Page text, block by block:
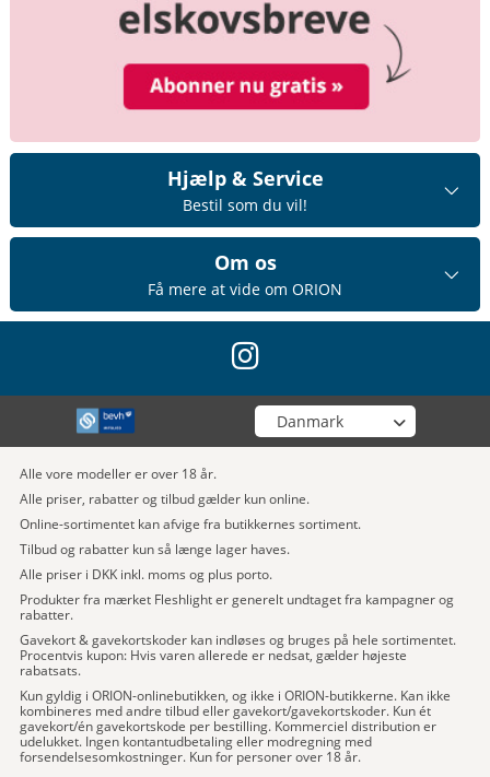
Hjælp & Service
Bestil som du vil!
Om os
Få mere at vide om ORION
instagram
Vælg din butik
Alle vore modeller er over 18 år.
Alle priser, rabatter og tilbud gælder kun online.
Online-sortimentet kan afvige fra butikkernes sortiment.
Tilbud og rabatter kun så længe lager haves.
Alle priser i DKK inkl. moms og plus porto.
Produkter fra mærket Fleshlight er generelt undtaget fra kampagner og
rabatter.
Gavekort & gavekortskoder kan indløses og bruges på hele sortimentet.
Procentvis kupon: Hvis varen allerede er nedsat, gælder højeste
rabatsats.
Kun gyldig i ORION-onlinebutikken, og ikke i ORION-butikkerne. Kan ikke
kombineres med andre tilbud eller gavekort/gavekortskoder. Kun ét
gavekort/én gavekortskode per bestilling. Kommerciel distribution er
udelukket. Ingen kontantudbetaling eller modregning med
forsendelsesomkostninger. Kun for personer over 18 år.